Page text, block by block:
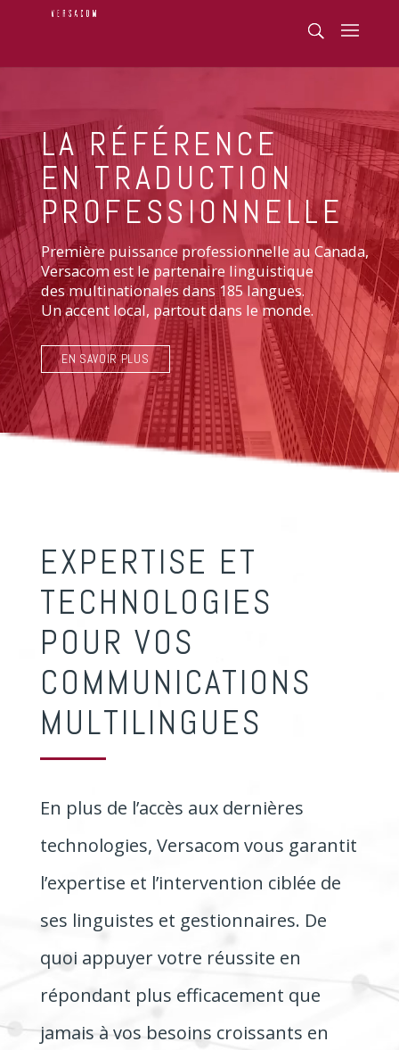
LA RÉFÉRENCE
EN TRADUCTION
PROFESSIONNELLE
Première puissance professionnelle au Canada,
Versacom est le partenaire linguistique
des multinationales dans 185 langues.
Un accent local, partout dans le monde.
EN SAVOIR PLUS
EXPERTISE ET
TECHNOLOGIES
POUR VOS
COMMUNICATIONS
MULTILINGUES
En plus de l’accès aux dernières
technologies, Versacom vous garantit
l’expertise et l’intervention ciblée de
ses linguistes et gestionnaires. De
quoi appuyer votre réussite en
répondant plus efficacement que
jamais à vos besoins croissants en